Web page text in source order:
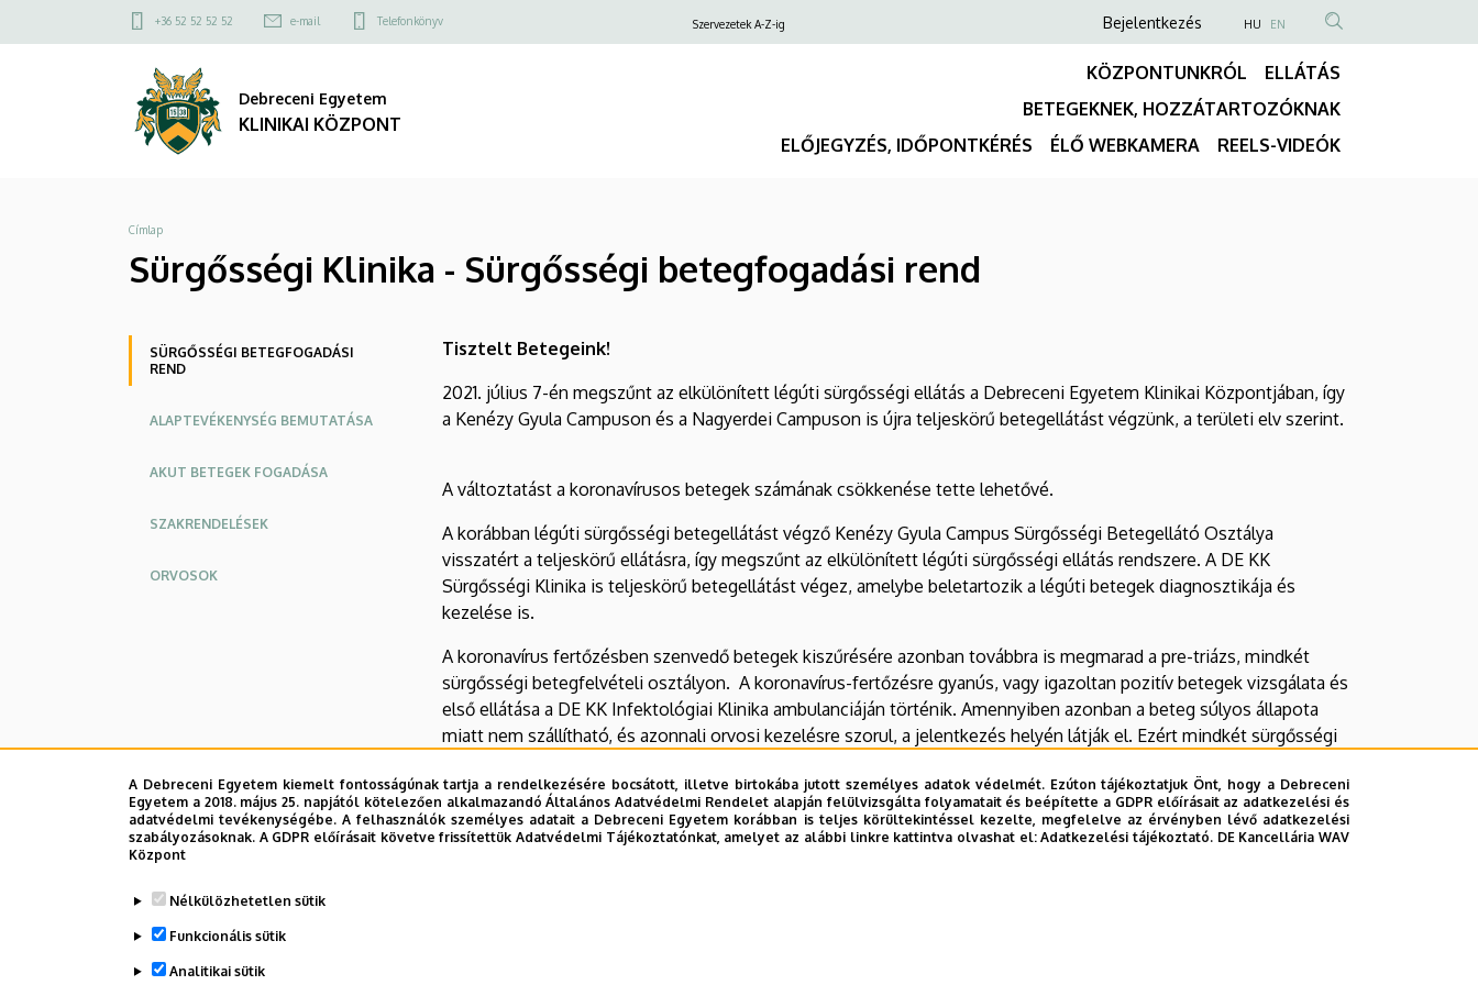
A Debreceni Egyetem kiemelt fontosságúnak tartja a rendelkezésére bocsátott, illetve birtokába jutott személyes adatok védelmét. Ezúton tájékoztatjuk Önt, hogy a Debreceni
Egyetem a 2018. május 25. napjától kötelezően alkalmazandó Általános Adatvédelmi Rendelet alapján felülvizsgálta folyamatait és beépítette a GDPR előírásait az adatkezelési és
adatvédelmi tevékenységébe. A felhasználók személyes adatait a Debreceni Egyetem korábban is teljes körültekintéssel kezelte, megfelelve az érvényben lévő adatkezelési
szabályozásoknak. A GDPR előírásait követve frissítettük Adatvédelmi Tájékoztatónkat, amelyet az alábbi linkre kattintva olvashat el:Adatkezelési tájékoztató. DE Kancellária WAV
Központ
Nélkülözhetetlen sütik
Funkcionális sütik
Analitikai sütik
Sürgősségi
Sürgősségi
KLINIKAI
KÖZPONT
a
Felső
menü
+36 52 52 52 52 e-mail Telefonkönyv Szervezetek A-Z-ig
Anonim
fiók
menüje
Bejelentkezés NYELVVÁLASZTÓ
HU EN
TARTALOM
KERESÉSE
Debreceni Egyetem
KLINIKAI KÖZPONT
KÖZPONTUNKRÓL
ELLÁTÁS
BETEGEKNEK, HOZZÁTARTOZÓKNAK
ELŐJEGYZÉS, IDŐPONTKÉRÉS
ÉLŐ WEBKAMERA REELS-VIDEÓK
Morzsa
Címlap
Sürgősségi Klinika - Sürgősségi betegfogadási rend
Oldalmenü
KEK
SÜRGŐSSÉGI BETEGFOGADÁSI
REND
ALAPTEVÉKENYSÉG BEMUTATÁSA
AKUT BETEGEK FOGADÁSA
SZAKRENDELÉSEK
ORVOSOK
Tisztelt Betegeink!
2021. július 7-én megszűnt az elkülönített légúti sürgősségi ellátás a Debreceni Egyetem Klinikai Központjában, így
a Kenézy Gyula Campuson és a Nagyerdei Campuson is újra teljeskörű betegellátást végzünk, a területi elv szerint.
A változtatást a koronavírusos betegek számának csökkenése tette lehetővé.
A korábban légúti sürgősségi betegellátást végző Kenézy Gyula Campus Sürgősségi Betegellátó Osztálya
visszatért a teljeskörű ellátásra, így megszűnt az elkülönített légúti sürgősségi ellátás rendszere. A DE KK
Sürgősségi Klinika is teljeskörű betegellátást végez, amelybe beletartozik a légúti betegek diagnosztikája és
kezelése is.
A koronavírus fertőzésben szenvedő betegek kiszűrésére azonban továbbra is megmarad a pre-triázs, mindkét
sürgősségi betegfelvételi osztályon. A koronavírus-fertőzésre gyanús, vagy igazoltan pozitív betegek vizsgálata és
első ellátása a DE KK Infektológiai Klinika ambulanciáján történik. Amennyiben azonban a beteg súlyos állapota
miatt nem szállítható, és azonnali orvosi kezelésre szorul, a jelentkezés helyén látják el. Ezért mindkét sürgősségi
Az intenzív ellátásra szoruló COVID pozitív betegeket az Országos Mentőszolgálat a Kenézy Gyula Campus
COVID-ellátásra elkülönített intenzív osztályára szállítja.